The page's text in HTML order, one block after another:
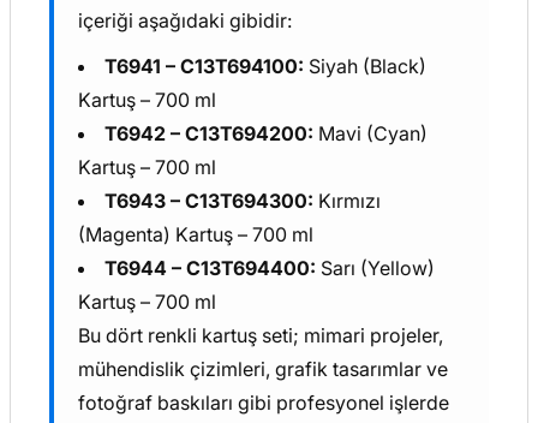
içeriği aşağıdaki gibidir:
T6941 – C13T694100: Siyah (Black)
Kartuş – 700 ml
T6942 – C13T694200: Mavi (Cyan)
Kartuş – 700 ml
T6943 – C13T694300: Kırmızı
(Magenta) Kartuş – 700 ml
T6944 – C13T694400: Sarı (Yellow)
Kartuş – 700 ml
Bu dört renkli kartuş seti; mimari projeler,
mühendislik çizimleri, grafik tasarımlar ve
fotoğraf baskıları gibi profesyonel işlerde